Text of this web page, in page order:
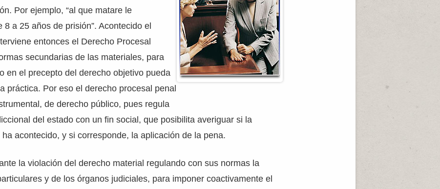
Por ejemplo, “al que matare le
8 a 25 años de prisión”. Acontecido el
entonces el Derecho Procesal
secundarias de las materiales, para
en el precepto del derecho objetivo pueda
práctica. Por eso el derecho procesal penal
de derecho público, pues regula
del estado con un fin social, que posibilita averiguar si la
acontecido, y si corresponde, la aplicación de la pena.
la violación del derecho material regulando con sus normas la
y de los órganos judiciales, para imponer coactivamente el